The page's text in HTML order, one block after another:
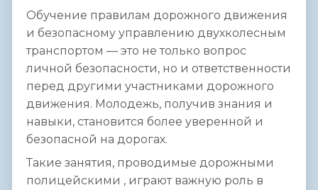
Обучение правилам дорожного движения
и безопасному управлению двухколесным
транспортом — это не только вопрос
личной безопасности, но и ответственности
перед другими участниками дорожного
движения. Молодежь, получив знания и
навыки, становится более уверенной и
безопасной на дорогах.
Такие занятия, проводимые дорожными
полицейскими , играют важную роль в